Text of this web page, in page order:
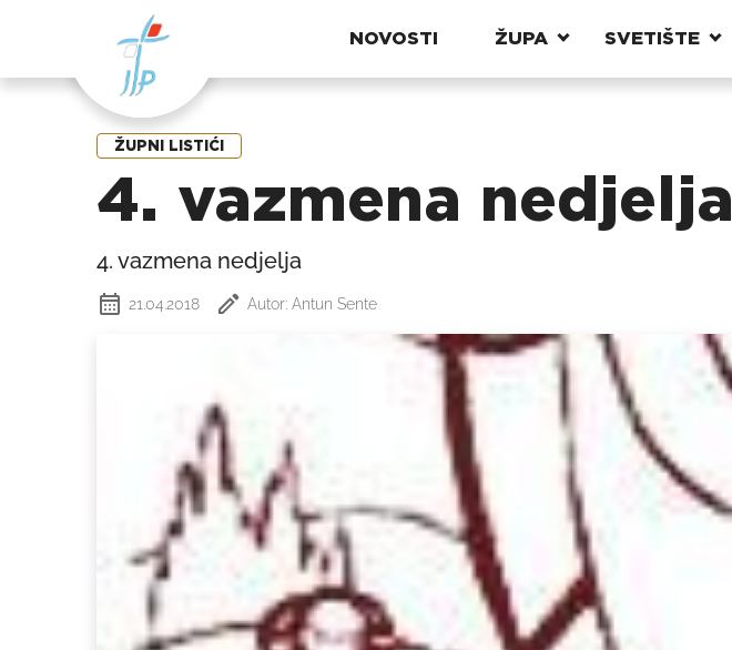
NOVOSTI ŽUPA SVETIŠTE
ŽUPNI LISTIĆI
4. vazmena nedjelja
4. vazmena nedjelja
21.04.2018 Autor: Antun Sente